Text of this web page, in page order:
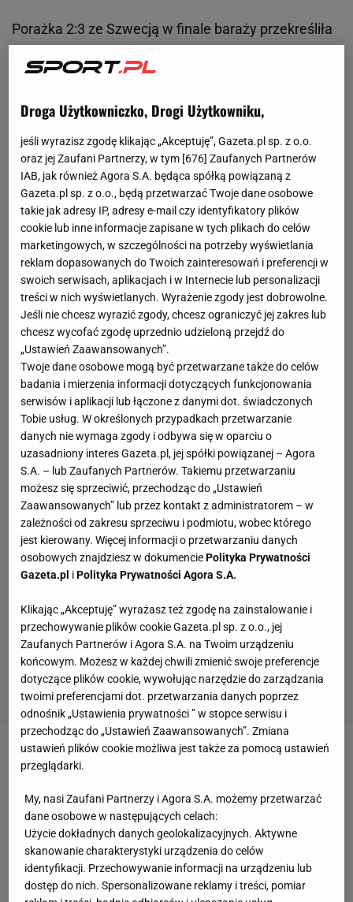
Porażka 2:3 ze Szwecją w finale baraży przekreśliła
amerykańskiego snu o mistrzostwach świata za
Biało-Czerwoni rozegrają dopiero we wrześniu, a ich
rywalami w Lidze Narodów będą Bośniacy i...
Szwedzi.
Zobacz wideo
Oto plany reprezentacji Polski na czerwiec. Drugi
raz w historii z tym rywalem
Mimo to, czerwcowe zgrupowanie kadryJana
Droga Użytkowniczko, Drogi Użytkowniku,
jeśli wyrazisz zgodę klikając „Akceptuję”, Gazeta.pl sp. z o.o.
oraz jej Zaufani Partnerzy, w tym [676] Zaufanych Partnerów
IAB, jak również Agora S.A. będąca spółką powiązaną z
Gazeta.pl sp. z o.o., będą przetwarzać Twoje dane osobowe
takie jak adresy IP, adresy e-mail czy identyfikatory plików
cookie lub inne informacje zapisane w tych plikach do celów
marketingowych, w szczególności na potrzeby wyświetlania
reklam dopasowanych do Twoich zainteresowań i preferencji w
swoich serwisach, aplikacjach i w Internecie lub personalizacji
treści w nich wyświetlanych. Wyrażenie zgody jest dobrowolne.
Jeśli nie chcesz wyrazić zgody, chcesz ograniczyć jej zakres lub
chcesz wycofać zgodę uprzednio udzieloną przejdź do
„Ustawień Zaawansowanych”.
Twoje dane osobowe mogą być przetwarzane także do celów
badania i mierzenia informacji dotyczących funkcjonowania
serwisów i aplikacji lub łączone z danymi dot. świadczonych
Tobie usług. W określonych przypadkach przetwarzanie
danych nie wymaga zgody i odbywa się w oparciu o
uzasadniony interes Gazeta.pl, jej spółki powiązanej – Agora
S.A. – lub Zaufanych Partnerów. Takiemu przetwarzaniu
możesz się sprzeciwić, przechodząc do „Ustawień
Zaawansowanych” lub przez kontakt z administratorem – w
zależności od zakresu sprzeciwu i podmiotu, wobec którego
jest kierowany. Więcej informacji o przetwarzaniu danych
osobowych znajdziesz w dokumenciePolityka Prywatności
Gazeta.pl iPolityka Prywatności Agora S.A.
Klikając „Akceptuję” wyrażasz też zgodę na zainstalowanie i
przechowywanie plików cookie Gazeta.pl sp. z o.o., jej
Zaufanych Partnerów i Agora S.A. na Twoim urządzeniu
końcowym. Możesz w każdej chwili zmienić swoje preferencje
dotyczące plików cookie, wywołując narzędzie do zarządzania
twoimi preferencjami dot. przetwarzania danych poprzez
odnośnik „Ustawienia prywatności ” w stopce serwisu i
przechodząc do „Ustawień Zaawansowanych”. Zmiana
ustawień plików cookie możliwa jest także za pomocą ustawień
przeglądarki.
My, nasi Zaufani Partnerzy i Agora S.A. możemy przetwarzać
dane osobowe w następujących celach:
Użycie dokładnych danych geolokalizacyjnych. Aktywne
skanowanie charakterystyki urządzenia do celów
identyfikacji. Przechowywanie informacji na urządzeniu lub
dostęp do nich. Spersonalizowane reklamy i treści, pomiar